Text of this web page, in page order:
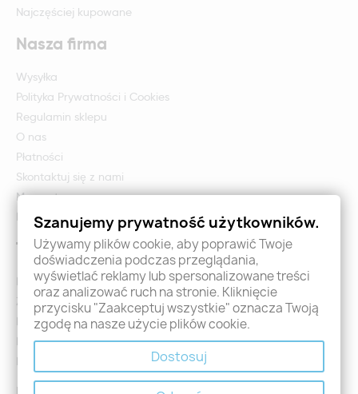
Najczęściej kupowane
Nasza firma
Wysyłka
Polityka Prywatności i Cookies
Regulamin sklepu
O nas
Płatności
Skontaktuj się z nami
Mapa strony
Formularz zwrotu i reklamacji
Twoje konto
Logowanie
Załóż konto - Rejestracja
Moje zamówienia
Promocje
Nowości
Szanujemy prywatność użytkowników.
Używamy plików cookie, aby poprawić Twoje
doświadczenia podczas przeglądania,
wyświetlać reklamy lub spersonalizowane treści
oraz analizować ruch na stronie. Kliknięcie
przycisku "Zaakceptuj wszystkie" oznacza Twoją
zgodę na nasze użycie plików cookie.
Dostosuj